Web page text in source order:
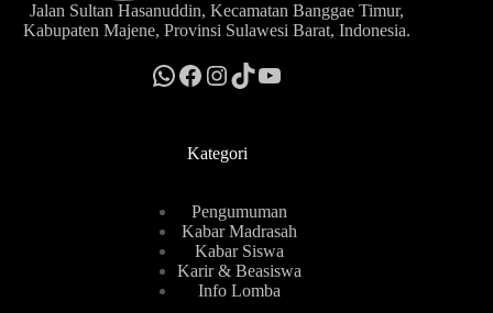
Jalan Sultan Hasanuddin, Kecamatan Banggae Timur,
Kabupaten Majene, Provinsi Sulawesi Barat, Indonesia.
WhatsApp
MAN 1 Majene NewsInstagram
TikTok
YouTube
Kategori
Pengumuman
Kabar Madrasah
Kabar Siswa
Karir & Beasiswa
Info Lomba